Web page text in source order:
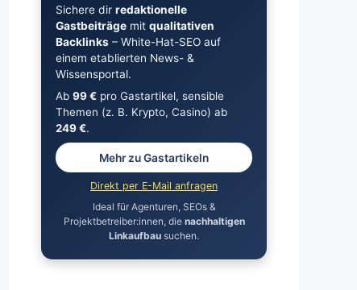
Sichere dir redaktionelle
Gastbeiträgemit qualitativen
Backlinks– White-Hat-SEO auf
einem etablierten News- &
Wissensportal.
Ab 99 €pro Gastartikel, sensible
Themen (z. B. Krypto, Casino) ab
249 €.
Mehr zu Gastartikeln
Direkt per E-Mail anfragen
Ideal für Agenturen, SEOs &
Projektbetreiber:innen, die nachhaltigen
Linkaufbau suchen.